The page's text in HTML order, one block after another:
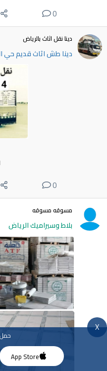
0
دينا نقل اثاث بالرياض
دينا طش اثاث قديم حي السويدي
0
مسوقه مسوقه
بلاط وسيراميك الرياض
X
حمل
App Store